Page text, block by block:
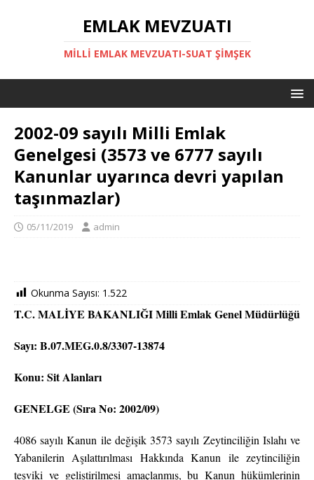
EMLAK MEVZUATI
MILLI EMLAK MEVZUATI-SUAT ŞİMŞEK
2002-09 sayılı Milli Emlak
Genelgesi (3573 ve 6777 sayılı
Kanunlar uyarınca devri yapılan
taşınmazlar)
05/11/2019 admin
Okunma Sayısı: 1.522
T.C. MALİYE BAKANLIĞI Milli Emlak Genel Müdürlüğü
Sayı: B.07.MEG.0.8/3307-13874
Konu: Sit Alanları
GENELGE (Sıra No: 2002/09)
4086 sayılı Kanun ile değişik 3573 sayılı Zeytinciliğin Islahı ve
Yabanilerin Aşılattırılması Hakkında Kanun ile zeytinciliğin
teşviki ve geliştirilmesi amaçlanmış, bu Kanun hükümlerinin